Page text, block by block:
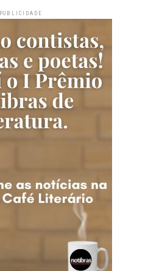
PUBLICIDADE